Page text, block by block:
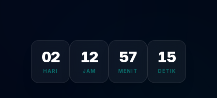
02
HARI
12
JAM
57
MENIT DETIK